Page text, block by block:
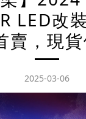
LED改
賣，現
2025-03-06